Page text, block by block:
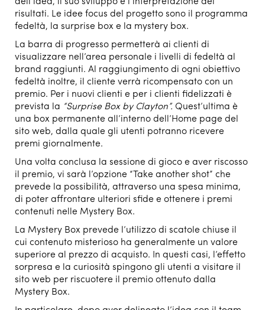
risultati. Le idee focus del progetto sono il programma
fedeltà, la surprise box e la mystery box.
La barra di progresso permetterà ai clienti di
visualizzare nell’area personale i livelli di fedeltà al
brand raggiunti. Al raggiungimento di ogni obiettivo
fedeltà inoltre, il cliente verrà ricompensato con un
premio. Per i nuovi clienti e per i clienti fidelizzati è
prevista la “Surprise Box by Clayton”. Quest’ultima è
una box permanente all’interno dell’Home page del
sito web, dalla quale gli utenti potranno ricevere
premi giornalmente.
Una volta conclusa la sessione di gioco e aver riscosso
il premio, vi sarà l’opzione “Take another shot” che
prevede la possibilità, attraverso una spesa minima,
di poter affrontare ulteriori sfide e ottenere i premi
contenuti nelle Mystery Box.
La Mystery Box prevede l’utilizzo di scatole chiuse il
cui contenuto misterioso ha generalmente un valore
superiore al prezzo di acquisto. In questi casi, l’effetto
sorpresa e la curiosità spingono gli utenti a visitare il
sito web per riscuotere il premio ottenuto dalla
Mystery Box.